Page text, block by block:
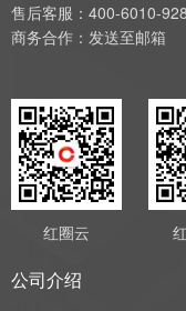
售后客服：400-6010-928
商务合作： 发送至邮箱
红圈云
公司介绍